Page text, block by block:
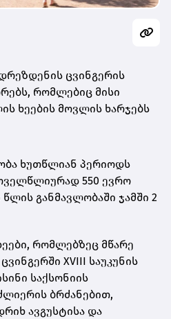
ცვინგერის
რომლებიც მისი
ხეების მოვლის ხარჯებს
ხუთწლიან პერიოდს
550 ევრო
განმავლობაში ჯამში 2
რომლებზეც მწარე
XVIII საუკუნის
საქსონიის
ბრძანებით,
ავგუსტისა და